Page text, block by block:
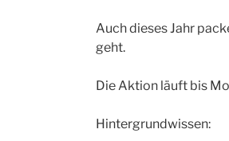
Auch dieses Jahr
geht.
Die Aktion läuft bis
Hintergrundwissen: